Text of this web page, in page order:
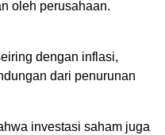
oleh perusahaan.
dengan inflasi,
dari penurunan
investasi saham juga